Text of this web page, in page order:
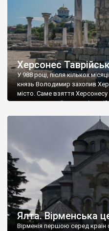
Херсонес
У 988 році, після кількох
князь Володимир захопив
місто. Саме взяття
диктувати свої умови
Херсонесі Володимир-
А потім було Хрещення Русі.
Ялта. Вірменська
Вірменія першою серед країн